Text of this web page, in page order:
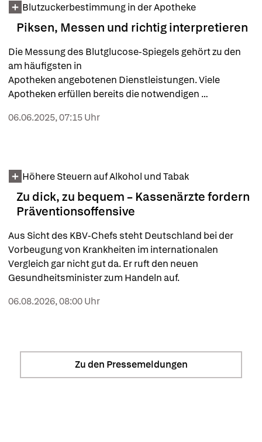
Piksen, Messen und richtig interpretieren
Die Messung des Blutglucose-Spiegels gehört zu den
am häufigsten in
Apotheken angebotenen Dienst­leistungen. Viele
Apotheken erfüllen bereits die notwendigen
Blutzuckerbestimmung in der Apotheke
06.06.2025, 07:15 Uhr
Zu dick, zu bequem – Kassenärzte fordern
Präventionsoffensive
Aus Sicht des KBV-Chefs steht Deutschland bei der
Vorbeugung von Krankheiten im internationalen
Vergleich gar nicht gut da. Er ruft den neuen
Gesundheitsminister zum Handeln auf.
Höhere Steuern auf Alkohol und Tabak
06.08.2026, 08:00 Uhr
Zu den Pressemeldungen